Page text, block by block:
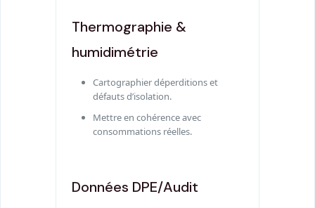
Thermographie &
humidimétrie
Cartographier déperditions et
défauts d’isolation.
Mettre en cohérence avec
consommations réelles.
Données DPE/Audit